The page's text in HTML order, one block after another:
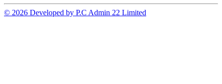
© 2026 Developed by P.C Admin 22 Limited